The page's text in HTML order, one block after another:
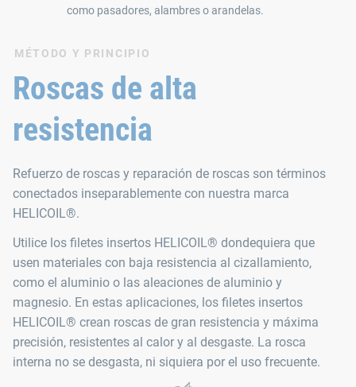
como pasadores, alambres o arandelas.
MÉTODO Y PRINCIPIO
Roscas de alta
resistencia
Refuerzo de roscas y reparación de roscas son términos
conectados inseparablemente con nuestra marca
HELICOIL®.
Utilice los filetes insertos HELICOIL® dondequiera que
usen materiales con baja resistencia al cizallamiento,
como el aluminio o las aleaciones de aluminio y
magnesio. En estas aplicaciones, los filetes insertos
HELICOIL® crean roscas de gran resistencia y máxima
precisión, resistentes al calor y al desgaste. La rosca
interna no se desgasta, ni siquiera por el uso frecuente.